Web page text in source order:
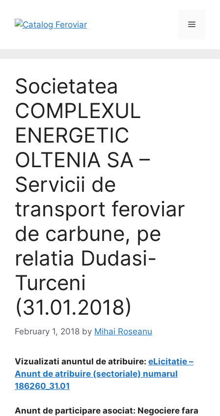
Societatea
COMPLEXUL
ENERGETIC
OLTENIA SA –
Servicii de
transport feroviar
de carbune, pe
relatia Dudasi-
Turceni
(31.01.2018)
February 1, 2018 by Mihai Roseanu
Vizualizati anuntul de atribuire: eLicitatie –
Anunt de atribuire (sectoriale) numarul
186260_31.01
Anunt de participare asociat: Negociere fara